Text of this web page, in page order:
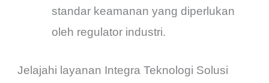
standar keamanan yang diperlukan
oleh regulator industri.
Jelajahi layanan Integra Teknologi Solusi